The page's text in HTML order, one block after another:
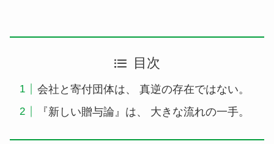
目次
会社と寄付団体は、 真逆の存在ではない。
『新しい贈与論』は、 大きな流れの一手。